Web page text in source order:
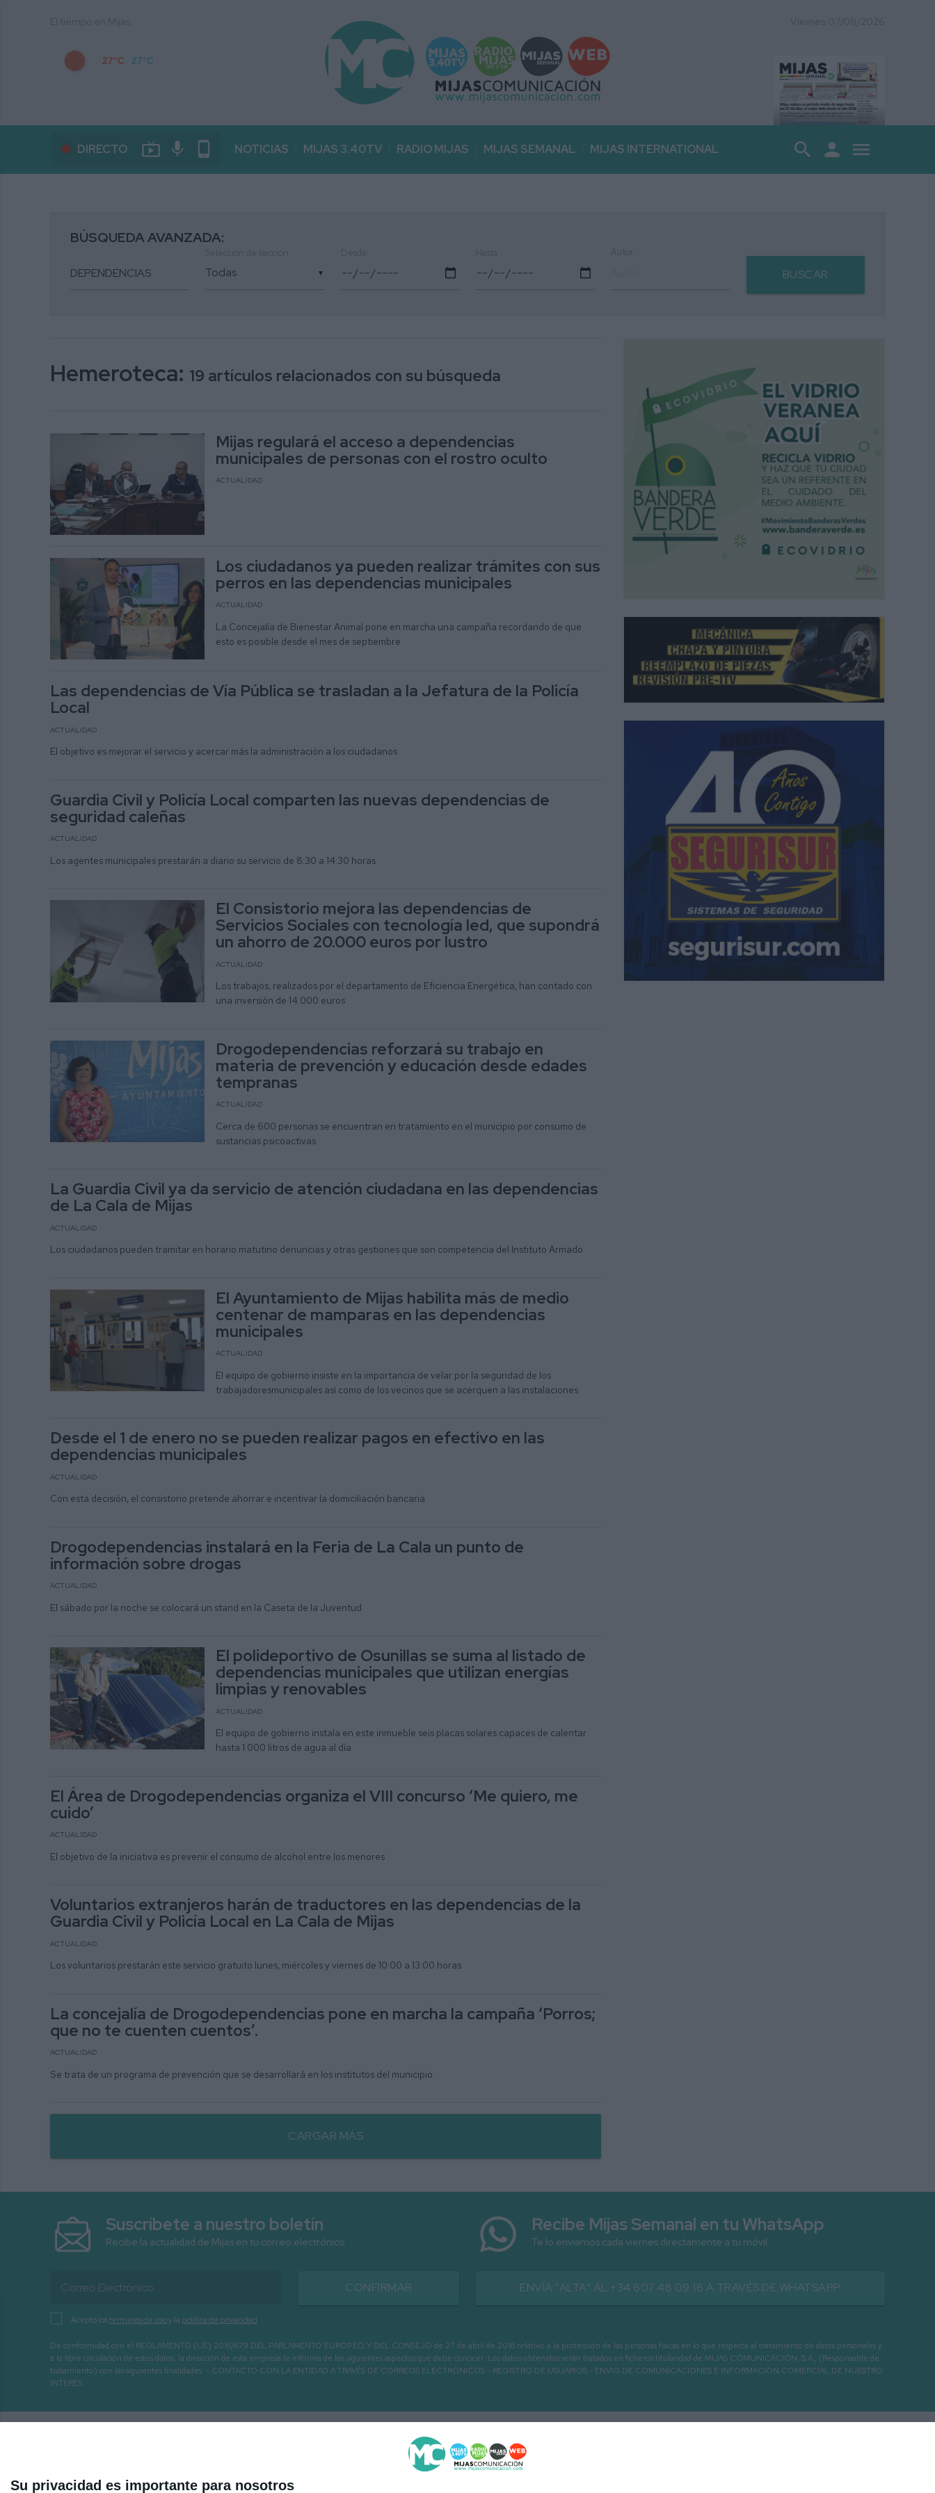
Su privacidad es importante para nosotros
27°C 27°C
DIRECTO live_tv mic phone_android NOTICIAS MIJAS 3.40TV RADIO MIJAS MIJAS SEMANAL MIJAS INTERNATIONAL search person menu
BÚSQUEDA AVANZADA:
▼ BUSCAR
Hemeroteca: 19 artículos relacionados con su búsqueda
Mijas regulará el acceso a dependencias
municipales de personas con el rostro oculto
ACTUALIDAD
Los ciudadanos ya pueden realizar trámites con sus
perros en las dependencias municipales
ACTUALIDAD
La Concejalía de Bienestar Animal pone en marcha una campaña recordando de que
esto es posible desde el mes de septiembre
Las dependencias de Vía Pública se trasladan a la Jefatura de la Policía
Local
ACTUALIDAD
El objetivo es mejorar el servicio y acercar más la administración a los ciudadanos
Guardia Civil y Policía Local comparten las nuevas dependencias de
seguridad caleñas
ACTUALIDAD
Los agentes municipales prestarán a diario su servicio de 8:30 a 14:30 horas
El Consistorio mejora las dependencias de
Servicios Sociales con tecnología led, que supondrá
un ahorro de 20.000 euros por lustro
ACTUALIDAD
Los trabajos, realizados por el departamento de Eficiencia Energética, han contado con
una inversión de 14.000 euros
Drogodependencias reforzará su trabajo en
materia de prevención y educación desde edades
tempranas
ACTUALIDAD
Cerca de 600 personas se encuentran en tratamiento en el municipio por consumo de
sustancias psicoactivas
La Guardia Civil ya da servicio de atención ciudadana en las dependencias
de La Cala de Mijas
ACTUALIDAD
Los ciudadanos pueden tramitar en horario matutino denuncias y otras gestiones que son competencia del Instituto Armado
El Ayuntamiento de Mijas habilita más de medio
centenar de mamparas en las dependencias
municipales
ACTUALIDAD
El equipo de gobierno insiste en la importancia de velar por la seguridad de los
trabajadoresmunicipales así como de los vecinos que se acerquen a las instalaciones
Desde el 1 de enero no se pueden realizar pagos en efectivo en las
dependencias municipales
ACTUALIDAD
Con esta decisión, el consistorio pretende ahorrar e incentivar la domiciliación bancaria
Drogodependencias instalará en la Feria de La Cala un punto de
información sobre drogas
ACTUALIDAD
El sábado por la noche se colocará un stand en la Caseta de la Juventud
El polideportivo de Osunillas se suma al listado de
dependencias municipales que utilizan energías
limpias y renovables
ACTUALIDAD
El equipo de gobierno instala en este inmueble seis placas solares capaces de calentar
hasta 1.000 litros de agua al día
El Área de Drogodependencias organiza el VIII concurso ‘Me quiero, me
cuido’
ACTUALIDAD
El objetivo de la iniciativa es prevenir el consumo de alcohol entre los menores
Voluntarios extranjeros harán de traductores en las dependencias de la
Guardia Civil y Policía Local en La Cala de Mijas
ACTUALIDAD
Los voluntarios prestarán este servicio gratuito lunes, miércoles y viernes de 10:00 a 13:00 horas
La concejalía de Drogodependencias pone en marcha la campaña ‘Porros;
que no te cuenten cuentos’.
ACTUALIDAD
Se trata de un programa de prevención que se desarrollará en los institutos del municipio
CARGAR MÁS
Suscríbete a nuestro boletín
Recibe la actualidad de Mijas en tu correo electrónico
CONFIRMAR
Acepto lostérminos de usoy la política de privacidad
Recibe Mijas Semanal en tu WhatsApp
Te lo enviamos cada viernes directamente a tu móvil
ENVÍA "ALTA" AL +34 607 48 09 16 A TRAVÉS DE WHATSAPP
De conformidad con el REGLAMENTO (UE) 2016/679 DEL PARLAMENTO EUROPEO Y DEL CONSEJO de 27 de abril de 2016 relativo a la protección de las personas físicas en lo que respecta al tratamiento de datos personales y
a la libre circulación de estos datos, la dirección de esta empresa le informa de los siguientes aspectos que debe conocer: Los datos obtenidos serán tratados en ficheros titularidad de MIJAS COMUNICACIÓN, S.A., (Responsable de
tratamiento) con las siguientes finalidades: - CONTACTO CON LA ENTIDAD A TRAVÉS DE CORREOS ELECTRÓNICOS - REGISTRO DE USUARIOS - ENVIO DE COMUNICACIONES E INFORMACIÓN COMERCIAL DE NUESTRO
INTERÉS.